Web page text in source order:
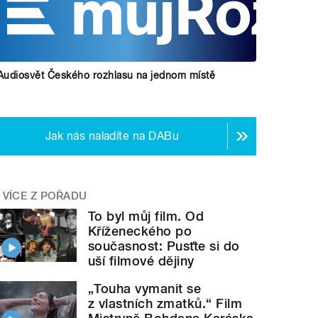
Českého rozhlasu na jednom místě
Jak nás naladíte na DABu
VÍCE Z POŘADU
To byl můj film. Od
Kříženeckého po
současnost: Pusťte si do
uší filmové dějiny
„Touha vymanit se
z vlastních zmatků.“ Film